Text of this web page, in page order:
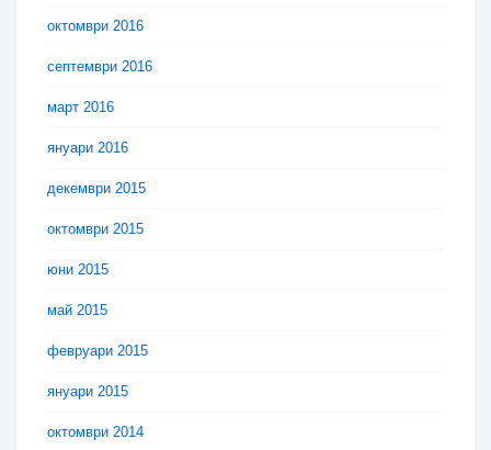
октомври 2016
септември 2016
март 2016
януари 2016
декември 2015
октомври 2015
юни 2015
май 2015
февруари 2015
януари 2015
октомври 2014